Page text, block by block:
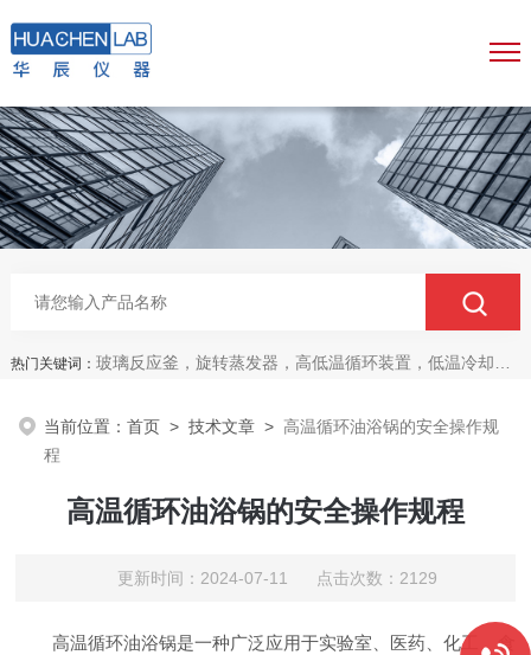
热门关键词： 玻璃反应釜，旋转蒸发器，高低温循环装置，低温冷却液循环泵，真空冷冻干燥机
当前位置：首页 >技术文章 > 高温循环油浴锅的安全操作规
程
高温循环油浴锅的安全操作规程
更新时间：2024-07-11 点击次数：2129
高温循环油浴锅是一种广泛应用于实验室、医药、化工、食